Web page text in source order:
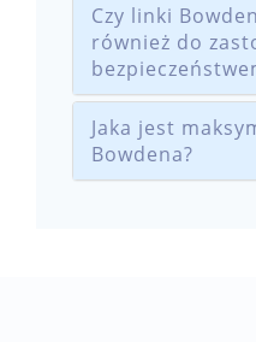
Czy linki
również do
Jaka jest
Bowdena?